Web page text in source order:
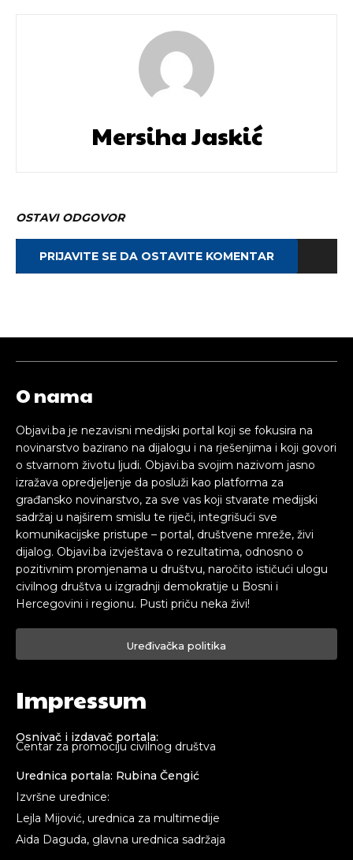
Mersiha Jaskić
OSTAVI ODGOVOR
PRIJAVITE SE DA OSTAVITE KOMENTAR
O nama
Objavi.ba je nezavisni medijski portal koji se fokusira na
novinarstvo bazirano na dijalogu i na rješenjima i koji govori
o stvarnom životu ljudi. Objavi.ba svojim nazivom jasno
izražava opredjeljenje da posluži kao platforma za
građansko novinarstvo, za sve vas koji stvarate medijski
sadržaj u najširem smislu te riječi, integrišući sve
komunikacijske pristupe – portal, društvene mreže, živi
dijalog. Objavi.ba izvještava o rezultatima, odnosno o
pozitivnim promjenama u društvu, naročito ističući ulogu
civilnog društva u izgradnji demokratije u Bosni i
Hercegovini i regionu. Pusti priču neka živi!
Uređivačka politika
Impressum
Osnivač i izdavač portala:
Centar za promociju civilnog društva
Urednica portala: Rubina Čengić
Izvršne urednice:
Lejla Mijović, urednica za multimedije
Aida Daguda, glavna urednica sadržaja